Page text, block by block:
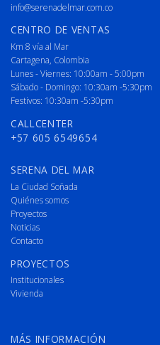
info@serenadelmar.com.co
CENTRO DE VENTAS
Km 8 vía al Mar
Cartagena, Colombia
Lunes - Viernes: 10:00am - 5:00pm
Sábado - Domingo: 10:30am -5:30pm
Festivos: 10:30am -5:30pm
CALLCENTER
+57 605 6549654
SERENA DEL MAR
La Ciudad Soñada
Quiénes somos
Proyectos
Noticias
Contacto
PROYECTOS
Institucionales
Vivienda
MÁS INFORMACIÓN